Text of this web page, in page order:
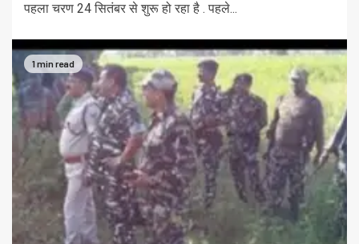
पहला चरण 24 सितंबर से शुरू हो रहा है . पहले...
1 min read